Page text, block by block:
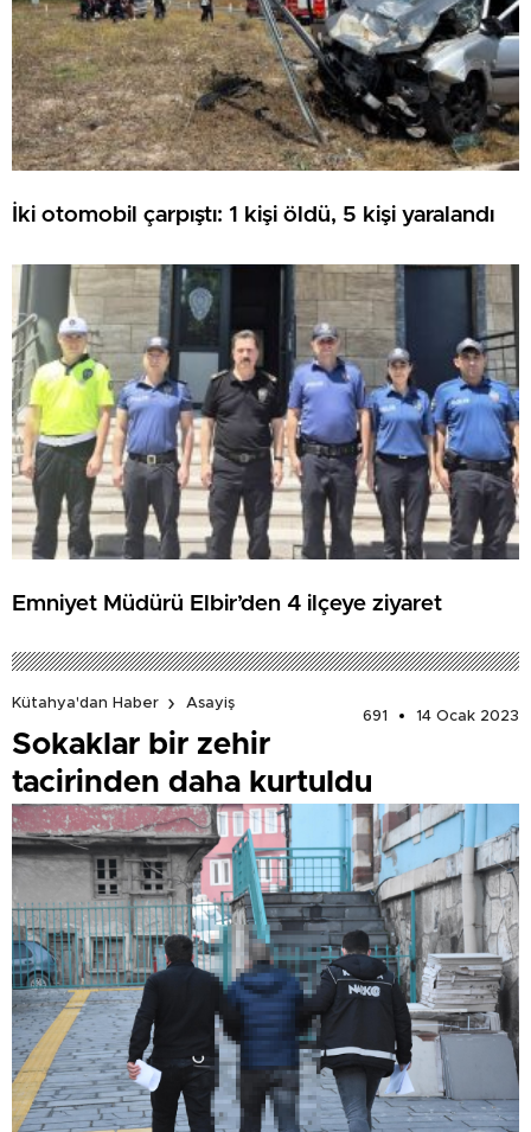
İki otomobil çarpıştı: 1 kişi öldü, 5 kişi yaralandı
Emniyet Müdürü Elbir’den 4 ilçeye ziyaret
Kütahya'dan Haber
Asayiş
691
14 Ocak 2023
Sokaklar bir zehir
tacirinden daha kurtuldu